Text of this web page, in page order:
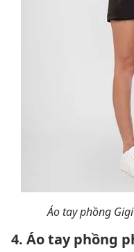
Áo tay phồng
4. Áo tay phồng